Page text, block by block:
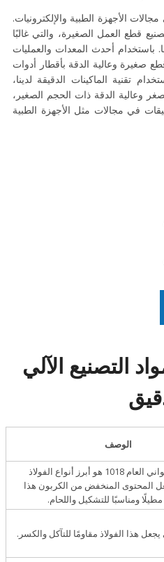
الأجهزة الطبية والإلكترونيات.
قطع العمل الصغيرة، والتي غالبًا
باستخدام أحدث المعدات والعمليات
صغيرة وعالية الدقة بأقطار أدوات
بوصة. باستخدام تقنية الماكينات الدقيقة لدينا،
وعالية الدقة ذات الحجم الصغير،
في مجالات مثل الأجهزة الطبية
التصنيع الآلي
الوصف
الفولاذ الأرجواني العام 1018 هو أبرز أنواع الفولاذ
المحتوى المنخفض من الكربون هذا
مطيلًا ومناسبًا للتشكيل واللحام.
هذا الفولاذ مقاومًا للتآكل والكسر.